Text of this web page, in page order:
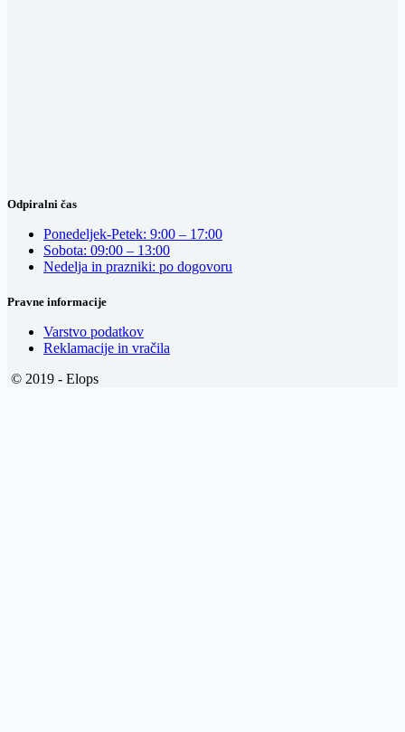
Odpiralni čas
Ponedeljek-Petek: 9:00 – 17:00
Sobota: 09:00 – 13:00
Nedelja in prazniki: po dogovoru
Pravne informacije
Varstvo podatkov
Reklamacije in vračila
© 2019 - Elops